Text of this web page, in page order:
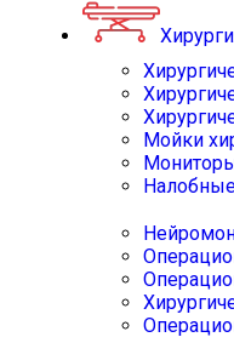
Мойки